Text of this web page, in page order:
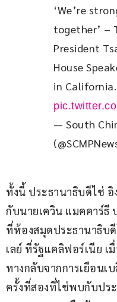
‘We’re
together’ –
President
House
in California.
— South
ทั้งนี้ ประธานาธิบดีไช่
กับนายเควิน แมคคาร์ธี
ที่ห้องสมุดประธานาธิบ
เลย์ ที่รัฐแคลิฟอร์เนีย เ
ทางกลับจากการเยือนเ
ครั้งที่สองที่ไช่พบกับปร